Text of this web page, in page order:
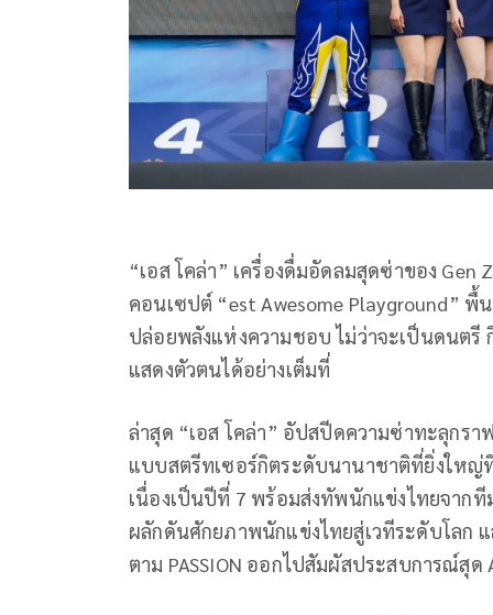
“เอส โคล่า” เครื่องดื่มอัดลมสุดซ่าของ Gen Z
คอนเซปต์ “est Awesome Playground” พื้
ปล่อยพลังแห่งความชอบ ไม่ว่าจะเป็นดนต
แสดงตัวตนได้อย่างเต็มที่
ล่าสุด “เอส โคล่า” อัปสปีดความซ่าทะลุกร
แบบสตรีทเซอร์กิตระดับนานาชาติที่ยิ่งใหญ่
เนื่องเป็นปีที่ 7 พร้อมส่งทัพนักแข่งไทยจาก
ผลักดันศักยภาพนักแข่งไทยสู่เวทีระดับโลก
ตาม PASSION ออกไปสัมผัสประสบการณ์สุด